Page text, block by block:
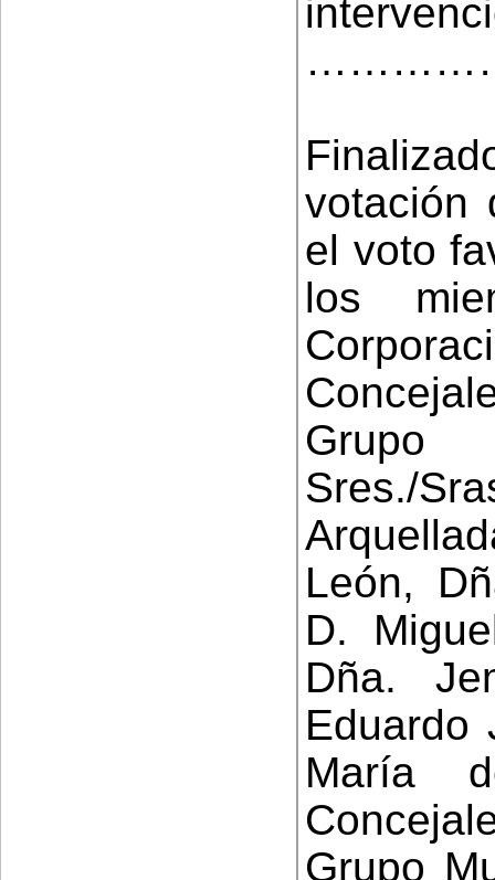
votación
el voto
los
Grupo
Sres./
León,
D.
Dña.
Eduardo
María
Grupo